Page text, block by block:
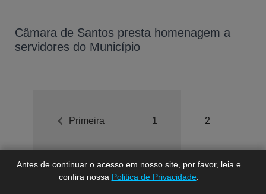
Antes de continuar o acesso em nosso site, por favor, leia e
confira nossa Politica de Privacidade.
Câmara de Santos presta homenagem a
servidores do Município
Primeira 1 2
Total de registros:17. Última
A